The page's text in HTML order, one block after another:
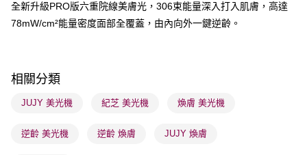
送貨方式
每筆HK$65.00，滿HK$300.00或以上免運費
確認發貨後1-3 工作天送達，訂單將隨機分配至SF順豐速運或京東
全新升級PRO版六重院線美膚光，306束能量深入打入肌膚，高達
78mW/cm²能量密度面部全覆蓋，由內向外一鍵逆齡。
相關分類
JUJY 美光機 紀芝 美光機 煥膚 美光機
逆齡 美光機 逆齡 煥膚 JUJY 煥膚